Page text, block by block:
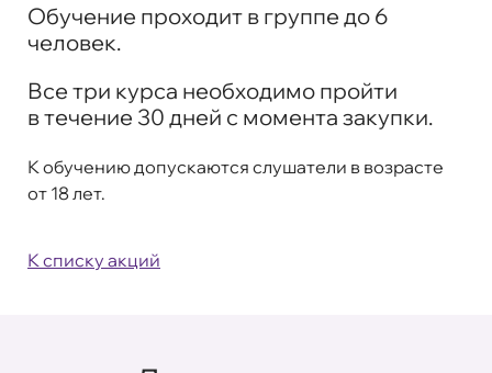
Обучение проходит в группе до 6
человек.
Все три курса необходимо пройти
в течение 30 дней с момента закупки.
К обучению допускаются слушатели в возрасте
от 18 лет.
К списку акций